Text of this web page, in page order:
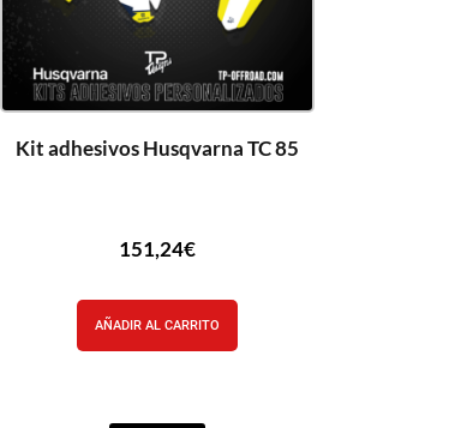
Kit adhesivos Husqvarna TC 85
151,24€
AÑADIR AL CARRITO